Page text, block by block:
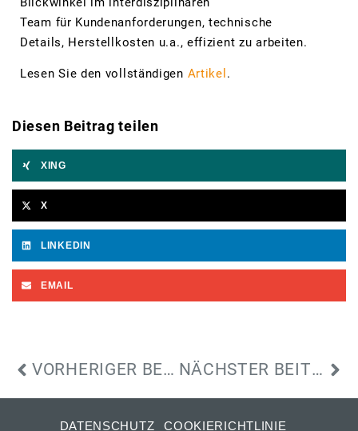
Team für Kundenanforderungen, technische
Details, Herstellkosten u.a., effizient zu arbeiten.
Lesen Sie den vollständigen Artikel .
Diesen Beitrag teilen
XING
X
LINKEDIN
EMAIL
VORHERIGER BEITRAG NÄCHSTER BEITRAG
DATENSCHUTZ COOKIERICHTLINIE